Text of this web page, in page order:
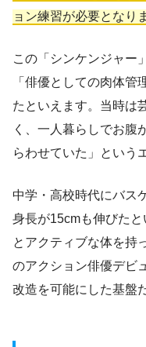
ョン練習が必要となり
この「シンケンジャー
「俳優としての肉体管
たといえます。当時は
く、一人暮らしでお腹
らわせていた」という
中学・高校時代にバス
身長が15cmも伸びた
とアクティブな体を持
のアクション俳優デビ
改造を可能にした基盤